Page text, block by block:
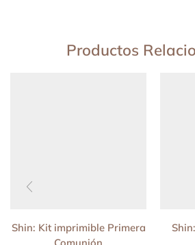
Productos
Shin: Kit imprimible Primera
Comunión